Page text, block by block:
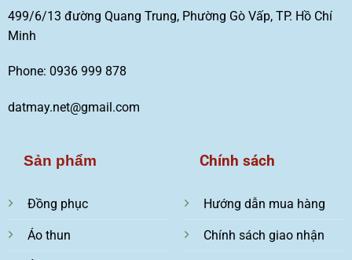
499/6/13 đường Quang Trung, Phường Gò Vấp, TP. Hồ Chí
Minh
Phone: 0936 999 878
datmay.net@gmail.com
Sản phẩm
Đồng phục
Áo thun
Chính sách
Hướng dẫn mua hàng
Chính sách giao nhận